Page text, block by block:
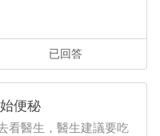
安撫了好一下牠才睡去
泄、行走都正常，但午
了一下，也是安撫後就
我別擔心，但我擔心的
牠去檢查一下比較好
已回答
便秘
看醫生，醫生建議要吃